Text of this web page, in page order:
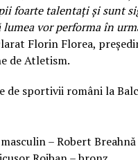
foarte talentaţi şi sunt
vor performa în
Florin Florea,
de Atletism.
de sportivii români la
– Robert Breahnă